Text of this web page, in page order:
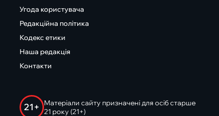
Угода користувача
Редакційна політика
Кодекс етики
Наша редакція
Контакти
21+
Матеріали сайту призначені для осіб старше
21 року (21+)